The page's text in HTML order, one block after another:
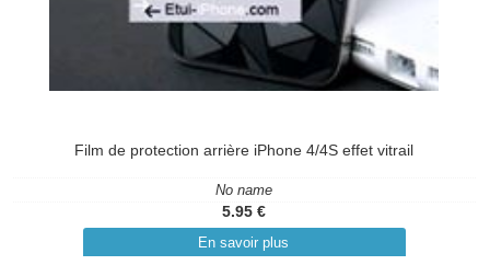
Film de protection arrière iPhone 4/4S effet vitrail
No name
5.95 €
En savoir plus